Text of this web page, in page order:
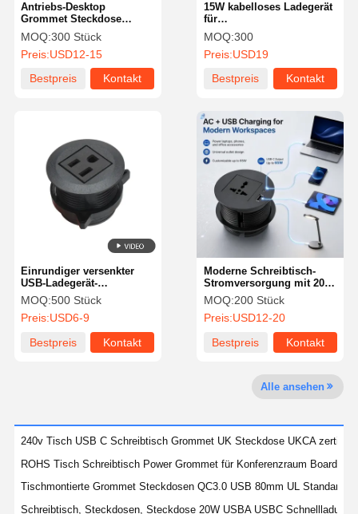
Fabrik Tour
Qualitätskont
Kontakt Nachrichten
Plaudern Sie
Jetzt
Pop-up-Socket-Box
15W kabelloses Ladegerät
für
Schreibtischdurchführung
mit 180° drehbarer
Glasabdeckung und 30W
PD USB-C Schnellladung
MOQ:300
Preis:USD19
Bestpreis
Kontakt
Antriebs-Desktop
Grommet Steckdose
wasserdicht ETL
zertifiziert
MOQ:300 Stück
Preis:USD12-15
Bestpreis
Kontakt
Moderne Schreibtisch-
Stromversorgung mit 20
Watt USB-C und
feuerhemmendem
Kunststoff für 82 mm
MOQ:200 Stück
Preis:USD12-20
Bestpreis
Kontakt
Einrundiger versenkter
USB-Ladegerät-
Stromanschluss für
Schreibtische, 45 mm,
Schwarz
MOQ:500 Stück
Preis:USD6-9
Bestpreis
Kontakt
Alle ansehen
240v Tisch USB C Schreibtisch Grommet UK Steckdose UKCA
ROHS Tisch Schreibtisch Power Grommet für Konferenzraum
Tischmontierte Grommet Steckdosen QC3.0 USB 80mm UL Standard
Schreibtisch, Steckdosen, Steckdose 20W USBA USBC Schnellladung